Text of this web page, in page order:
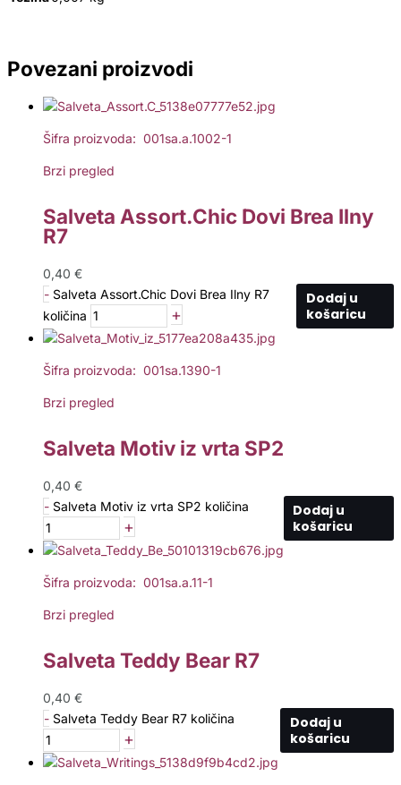
Povezani proizvodi
Šifra proizvoda: 001sa.a.1002-1
Brzi pregled
Salveta Assort.Chic Dovi Brea Ilny
R7
0,40 €
- Salveta Assort.Chic Dovi Brea Ilny R7
količina
+
Dodaj u
košaricu
Šifra proizvoda: 001sa.1390-1
Brzi pregled
Salveta Motiv iz vrta SP2
0,40 €
- Salveta Motiv iz vrta SP2 količina
+
Dodaj u
košaricu
Šifra proizvoda: 001sa.a.11-1
Brzi pregled
Salveta Teddy Bear R7
0,40 €
- Salveta Teddy Bear R7 količina
+
Dodaj u
košaricu